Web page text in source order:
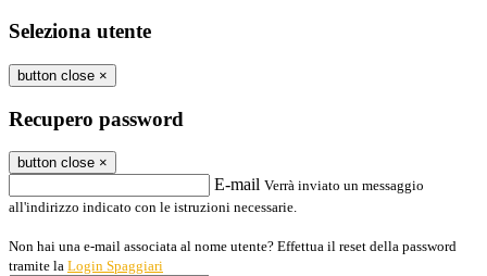
Seleziona utente
button close ×
Recupero password
button close ×
E-mail Verrà inviato un messaggio
all'indirizzo indicato con le istruzioni necessarie.
Non hai una e-mail associata al nome utente? Effettua il reset della password
tramite la Login Spaggiari